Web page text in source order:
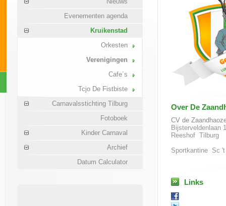
Evenementen agenda
Kruikenstad
Orkesten
Verenigingen
Cafe´s
Tcjo De Fistbiste
Carnavalsstichting Tilburg
Fotoboek
Kinder Carnaval
Archief
Datum Calculator
Over De
CV de
Bijsterveldenlaan 1
Reeshof Tilburg
Sportkantine Sc 't
Links